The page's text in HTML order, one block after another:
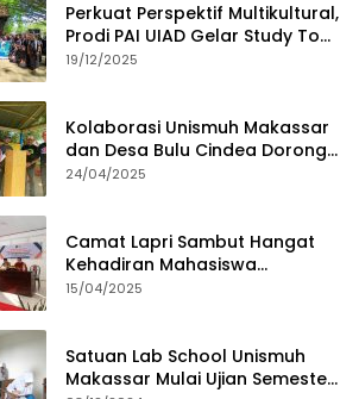
Perkuat Perspektif Multikultural,
Prodi PAI UIAD Gelar Study Tour
ke Kajang
19/12/2025
Kolaborasi Unismuh Makassar
dan Desa Bulu Cindea Dorong
Sentra Garam Industri
24/04/2025
Camat Lapri Sambut Hangat
Kehadiran Mahasiswa
PoltekMu
15/04/2025
Satuan Lab School Unismuh
Makassar Mulai Ujian Semester,